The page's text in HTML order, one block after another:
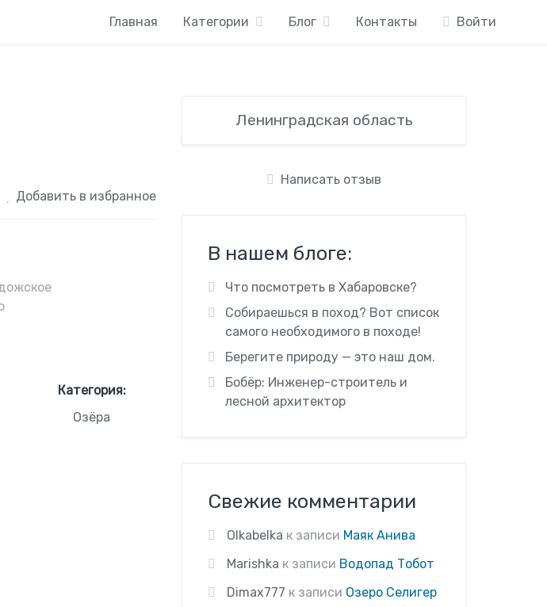
Главная Категории Блог Контакты Войти
Добавить в избранное
Категория:
Озёра
Ленинградская область
Написать отзыв
В нашем блоге:
Что посмотреть в Хабаровске?
Собираешься в поход? Вот список
самого необходимого в походе!
Берегите природу — это наш дом.
Бобёр: Инженер-строитель и
лесной архитектор
Свежие комментарии
Olkabelka к записи Маяк Анива
Marishka к записи Водопад Тобот
Dimax777 к записи Озеро Селигер